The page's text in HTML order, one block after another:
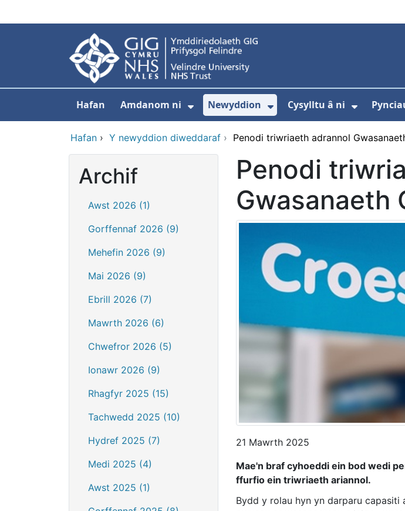
Hafan Amdanom ni
Dangos isddewislen ar gyfer
Newyddion
Dangos isddewislen
Cysylltu â ni
Hafan › Y newyddion diweddaraf › Penodi triwriaeth adrannol
Archif
Awst 2026 (1)
Gorffennaf 2026 (9)
Mehefin 2026 (9)
Mai 2026 (9)
Ebrill 2026 (7)
Mawrth 2026 (6)
Chwefror 2026 (5)
Ionawr 2026 (9)
Rhagfyr 2025 (15)
Tachwedd 2025 (10)
Hydref 2025 (7)
Medi 2025 (4)
Awst 2025 (1)
Penodi
Gwasanaeth
21 Mawrth 2025
Mae'n braf cyhoeddi ein bod wedi
ffurfio ein triwriaeth ariannol.
Bydd y rolau hyn yn darparu